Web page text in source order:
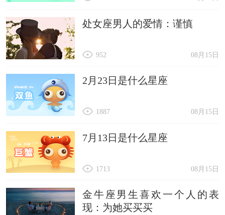
处女座男人的爱情：谨慎
08月15日
952
2月23日是什么星座
08月15日
1887
7月13日是什么星座
08月15日
1713
金牛座男生喜欢一个人的表
现：为她买买买